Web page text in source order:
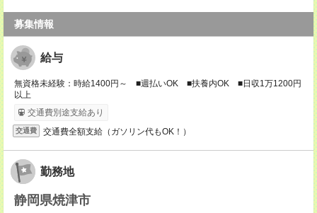
募集情報
給与
無資格未経験：時給1400円～ ■週払いOK ■扶養内OK ■日収1万1200円
以上
交通費別途支給あり
交通費 交通費全額支給（ガソリン代もOK！）
勤務地
静岡県焼津市